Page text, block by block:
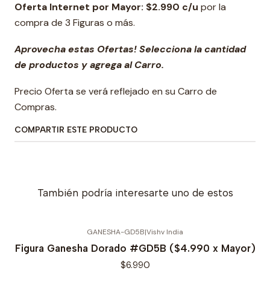
Oferta Internet por Mayor: $2.990 c/u por la
compra de 3 Figuras o más.
Aprovecha estas Ofertas! Selecciona la cantidad
de productos y agrega al Carro.
Precio Oferta se verá reflejado en su Carro de
Compras.
COMPARTIR ESTE PRODUCTO
También podría interesarte uno de estos
GANESHA-GD5B|Vishv India
Figura Ganesha Dorado #GD5B ($4.990 x Mayor)
$6.990